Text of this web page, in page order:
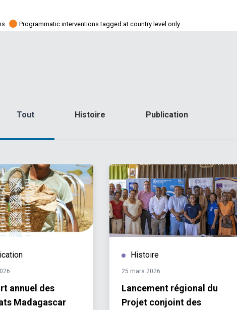
Programmatic interventions tagged at country level only
Tout Histoire Publication
annuel des
Madagascar
Histoire
25 mars 2026
Lancement régional du
Projet conjoint des